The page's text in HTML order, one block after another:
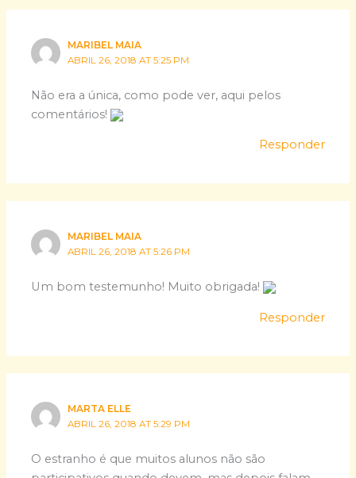
MARIBEL MAIA
ABRIL 26, 2018 AT 5:25 PM
Não era a única, como pode ver, aqui pelos
comentários!
Responder
MARIBEL MAIA
ABRIL 26, 2018 AT 5:26 PM
Um bom testemunho! Muito obrigada!
Responder
MARTA ELLE
ABRIL 26, 2018 AT 5:29 PM
O estranho é que muitos alunos não são